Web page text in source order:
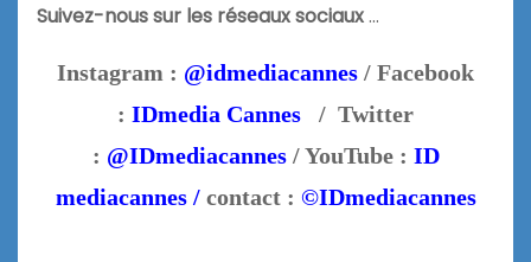
Suivez-nous sur les réseaux sociaux…
Instagram : @idmediacannes / Facebook
: IDmedia Cannes / Twitter
: @IDmediacannes/ YouTube : ID
mediacannes / contact : ©IDmediacannes